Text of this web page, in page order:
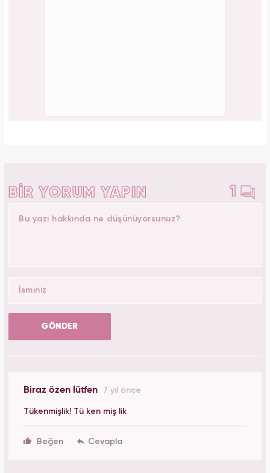
BİR YORUM YAPIN 1
GÖNDER
Biraz özen lütfen 7 yıl önce
Tükenmişlik! Tü ken miş lik
Beğen